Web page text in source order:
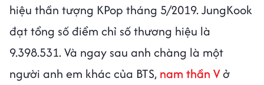
hiệu thần tượng KPop tháng 5/2019. JungKook
đạt tổng số điểm chỉ số thương hiệu là
9.398.531. Và ngay sau anh chàng là một
người anh em khác của BTS, nam thần Vở